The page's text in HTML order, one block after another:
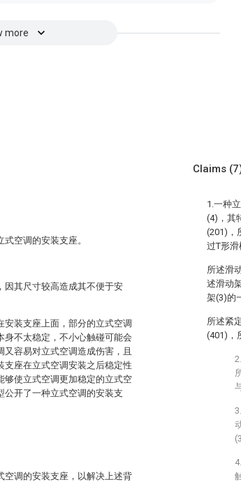
more
空调的安装支座。
因其尺寸较高造成其不便于安
装支座上面，部分的立式空调
身不太稳定，不小心触碰可能会
容易对立式空调造成伤害，且
座在立式空调安装之后稳定性
够使立式空调更加稳定的立式空
公开了一种立式空调的安装支
空调的安装支座，以解决上述背
Claims
1.一种
(4)，其
(201)，
过T形滑
所述滑
述滑动
架(3)的
所述紧
(401)，